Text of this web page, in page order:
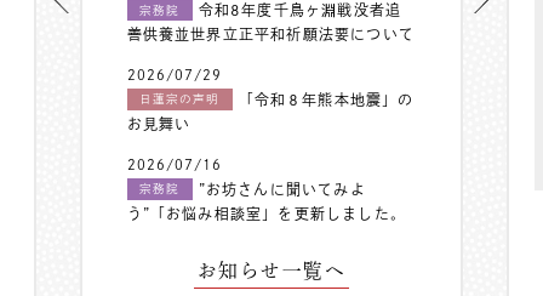
宗務院
令和8年度千鳥ヶ淵戦没者追
善供養並世界立正平和祈願法要について
2026/07/29
日蓮宗の声明
「令和８年熊本地震」の
お見舞い
2026/07/16
宗務院
”お坊さんに聞いてみよ
う”「お悩み相談室」を更新しました。
お知らせ一覧へ